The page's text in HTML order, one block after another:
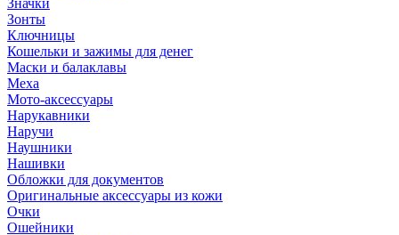
Значки
Зонты
Ключницы
Кошельки и зажимы для денег
Маски и балаклавы
Меха
Мото-аксессуары
Нарукавники
Наручи
Наушники
Нашивки
Обложки для документов
Оригинальные аксессуары из кожи
Очки
Ошейники